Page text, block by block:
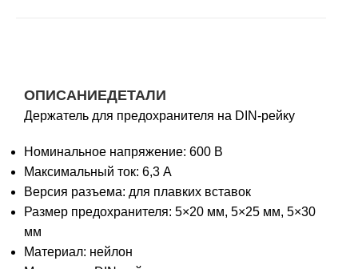
ОПИСАНИЕДЕТАЛИ
Держатель для предохранителя на DIN-рейку
Номинальное напряжение: 600 В
Максимальный ток: 6,3 А
Версия разъема: для плавких вставок
Размер предохранителя: 5×20 мм, 5×25 мм, 5×30
мм
Материал: нейлон